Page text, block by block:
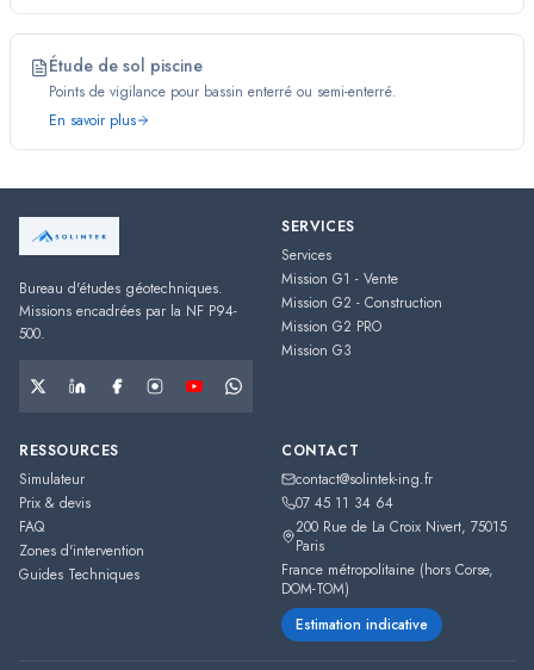
Étude de sol piscine
Points de vigilance pour bassin enterré ou semi-enterré.
En savoir plus
Bureau d'études géotechniques.
Missions encadrées par la NF P94-
500.
SERVICES
Services
Mission G1 - Vente
Mission G2 - Construction
Mission G2 PRO
Mission G3
RESSOURCES
Simulateur
Prix & devis
FAQ
Zones d'intervention
Guides Techniques
CONTACT
contact@solintek-ing.fr
07 45 11 34 64
200 Rue de La Croix Nivert, 75015
Paris
France métropolitaine (hors Corse,
DOM-TOM)
Estimation indicative